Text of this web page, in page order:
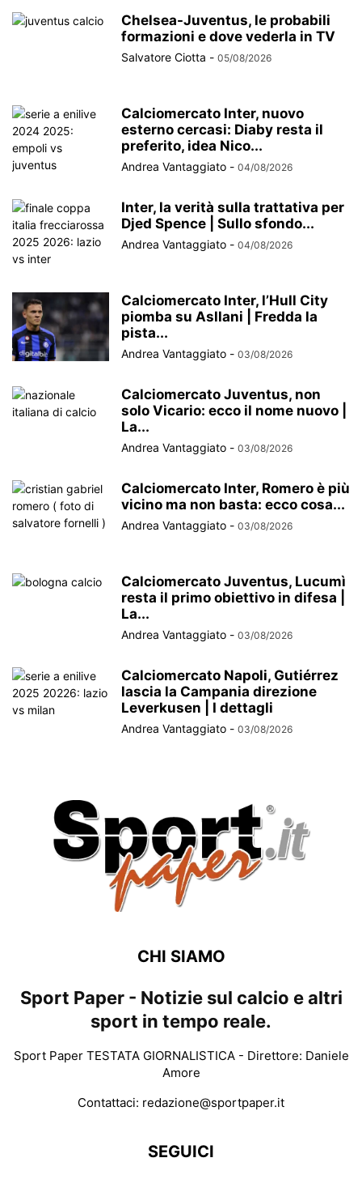
Chelsea-Juventus, le probabili
formazioni e dove vederla in TV
Salvatore Ciotta - 05/08/2026
Calciomercato Inter, nuovo
esterno cercasi: Diaby resta il
preferito, idea Nico...
Andrea Vantaggiato - 04/08/2026
Inter, la verità sulla trattativa per
Djed Spence | Sullo sfondo...
Andrea Vantaggiato - 04/08/2026
Calciomercato Inter, l’Hull City
piomba su Asllani | Fredda la
pista...
Andrea Vantaggiato - 03/08/2026
Calciomercato Juventus, non
solo Vicario: ecco il nome nuovo |
La...
Andrea Vantaggiato - 03/08/2026
Calciomercato Inter, Romero è più
vicino ma non basta: ecco cosa...
Andrea Vantaggiato - 03/08/2026
Calciomercato Juventus, Lucumì
resta il primo obiettivo in difesa |
La...
Andrea Vantaggiato - 03/08/2026
Calciomercato Napoli, Gutiérrez
lascia la Campania direzione
Leverkusen | I dettagli
Andrea Vantaggiato - 03/08/2026
CHI SIAMO
Sport Paper - Notizie sul calcio e altri
sport in tempo reale.
Sport Paper TESTATA GIORNALISTICA - Direttore: Daniele
Amore
Contattaci: redazione@sportpaper.it
SEGUICI